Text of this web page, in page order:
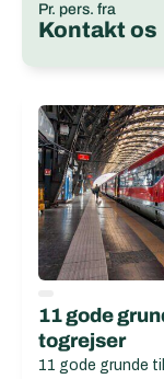
Pr. pers. fra
Kontakt os
11 gode
togrejser
11 gode grunde